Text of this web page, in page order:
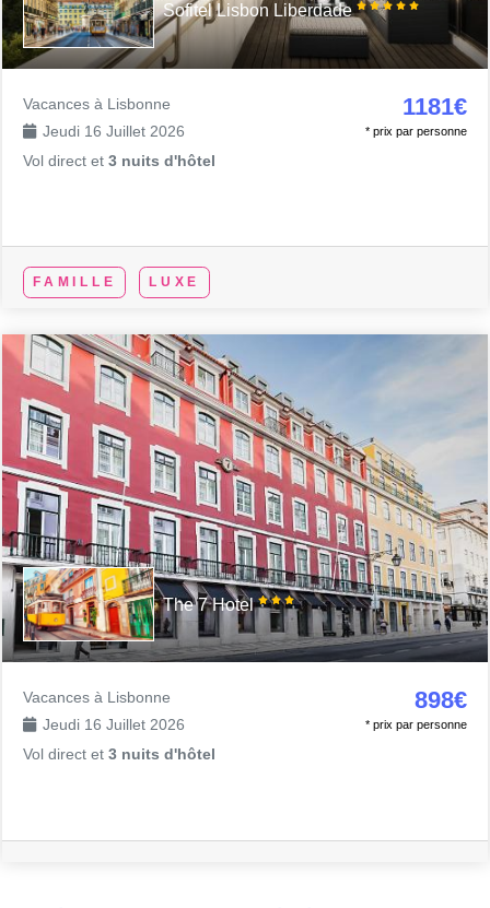
Sofitel Lisbon Liberdade
Vacances à Lisbonne
Jeudi 16 Juillet 2026
Vol direct et3 nuits d'hôtel
1181€
* prix par personne
FAMILLE LUXE
The 7 Hotel
Vacances à Lisbonne
Jeudi 16 Juillet 2026
Vol direct et3 nuits d'hôtel
898€
* prix par personne